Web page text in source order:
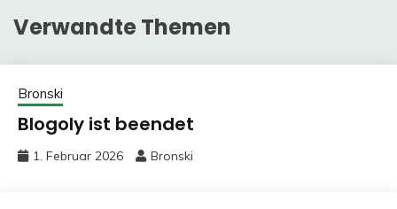
Verwandte Themen
Bronski
Blogoly ist beendet
1. Februar 2026 Bronski